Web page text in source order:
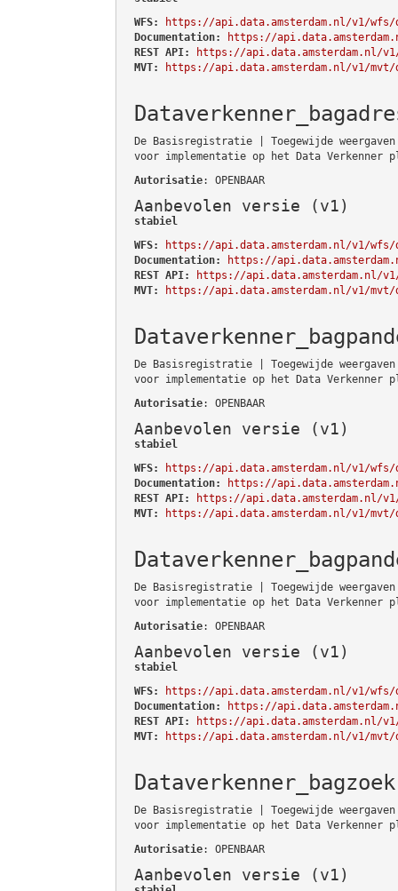
WFS:
https://api.data.amsterdam.nl/v1/wfs/
Documentation:
https://
REST API:
https://api.data.amsterdam.nl/
MVT:
https://api.data.amsterdam.nl/v1/mvt/
De Basisregistratie | Toegewijde
voor implementatie op het Data Verkenner
Autorisatie: OPENBAAR
Aanbevolen versie (v1)
stabiel
WFS:
https://api.data.amsterdam.nl/v1/wfs/
Documentation:
https://
REST API:
https://api.data.amsterdam.nl/
MVT:
https://api.data.amsterdam.nl/v1/mvt/
De Basisregistratie | Toegewijde
voor implementatie op het Data Verkenner
Autorisatie: OPENBAAR
Aanbevolen versie (v1)
stabiel
WFS:
https://api.data.amsterdam.nl/v1/wfs/
Documentation:
https://
REST API:
https://api.data.amsterdam.nl/v1/
MVT:
https://api.data.amsterdam.nl/v1/mvt/
De Basisregistratie | Toegewijde
voor implementatie op het Data Verkenner
Autorisatie: OPENBAAR
Aanbevolen versie (v1)
stabiel
WFS:
https://api.data.amsterdam.nl/v1/wfs/
Documentation:
https://
REST API:
https://api.data.amsterdam.nl/v1/
MVT:
https://api.data.amsterdam.nl/v1/mvt/
Dataverkenner_bagzoek
De Basisregistratie | Toegewijde
voor implementatie op het Data Verkenner
Autorisatie: OPENBAAR
Aanbevolen versie (v1)